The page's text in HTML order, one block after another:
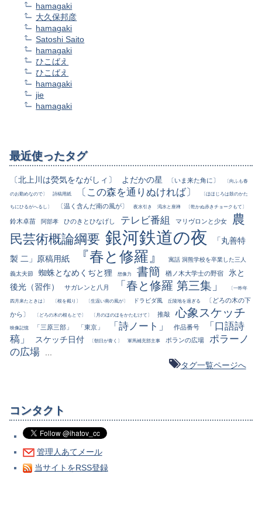
hamagaki
大久保邦彦
hamagaki
Satoshi Saito
hamagaki
ひこばえ
ひこばえ
hamagaki
jie
hamagaki
最近使ったタグ
〔北上川は熒気をながしィ〕 よだかの星 〔いま来た角に〕 〔向ふも春
のお勤めなので〕 詩稿用紙 〔この森を通りぬければ〕 〔ほほじろは鼓のかた
ちにひるがへるし〕 〔温く含んだ南の風が〕 夜水引き 渇水と座禅 〔乾かぬ赤きチョークもて〕
鈴木卓苗 阿部孝 ひのきとひなげし テレビ番組 マリヴロンと少女
農
民芸術概論綱要 銀河鉄道の夜
「丸善特
製 二」原稿用紙
『春と修羅』 寓話 洞熊学校を卒業した三人
義太夫節 蜘蛛となめくぢと狸 想像力 書簡 楢ノ木大学士の野宿
氷と
後光（習作）
サガレンと八月 「春と修羅 第三集」 〔一昨年
四月来たときは〕 〔根を截り〕 〔生温い南の風が〕 ドラビダ風 丘陵地を過ぎる
〔どろの木の下
から〕
〔どろの木の根もとで〕 〔月のほのほをかたむけて〕 推敲 心象スケッチ
映像記憶 「三原三部」 「東京」 「詩ノート」 作品番号
「口語詩
稿」
スケッチ日付 〔朝日が青く〕 軍馬補充部主事 ポランの広場
ポラーノ
の広場
タグ一覧ページへ
コンタクト
管理人あてメール
当サイトをRSS登録